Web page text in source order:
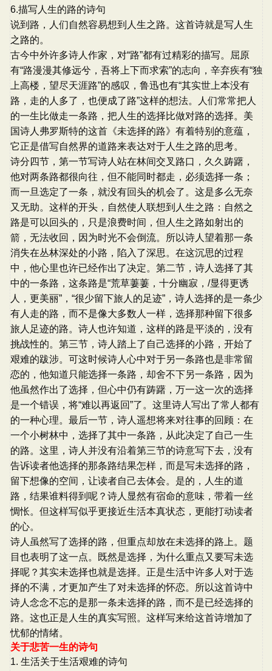
6.描写人生的路的诗句
说到路，人们自然容易想到人生之路。这首诗就是写人生
之路的。
古今中外许多诗人作家，对“路”都有过精彩的描写。屈原
有“路漫漫其修远兮，吾将上下而求索”的志向，辛弃疾有“独
上高楼，望尽天涯路”的感叹，鲁迅也有“其实世上本没有
路，走的人多了，也便成了路”这样的想法。人们常常把人
的一生比做走一条路，把人生的选择比做对路的选择。美
国诗人弗罗斯特的这首《未选择的路》有着特别的意蕴，
它正是借写自然界的道路来表达对于人生之路的思考。
诗分四节，第一节写诗人站在林间交叉路口，久久踌躇，
他对两条路都很向往，但不能同时都走，必须选择一条；
而一旦选定了一条，就没有回头的机会了。这是多么无奈
又无助。这样的开头，自然使人联想到人生之路：自然之
路是可以回头的，只是浪费时间，但人生之路如射出的
箭，无法收回，因为时光不会倒流。所以诗人望着那一条
消失在丛林深处的小路，陷入了深思。在这沉思的过程
中，他心里也许已经作出了决定。第二节，诗人选择了其
中的一条路，这条路是“荒草萋萋，十分幽寂，/显得更诱
人，更美丽”，“很少留下旅人的足迹”，诗人选择的是一条少
有人走的路，而不是像大多数人一样，选择那种留下很多
旅人足迹的路。诗人也许知道，这样的路是平淡的，没有
挑战性的。第三节，诗人踏上了自己选择的小路，开始了
艰难的跋涉。可这时候诗人心中对于另一条路也是非常留
恋的，他知道只能选择一条路，却舍不下另一条路，因为
他虽然作出了选择，但心中仍有踌躇，万一这一次的选择
是一个错误，将“难以再返回”了。这里诗人写出了常人都有
的一种心理。最后一节，诗人遥想将来对往事的回顾：在
一个小树林中，选择了其中一条路，从此决定了自己一生
的路。这里，诗人并没有沿着第三节的诗意写下去，没有
告诉读者他选择的那条路结果怎样，而是写未选择的路，
留下想像的空间，让读者自己去体会。是的，人生的道
路，结果谁料得到呢？诗人显然有宿命的意味，带着一丝
惆怅。但这样写似乎更接近生活本真状态，更能打动读者
的心。
诗人虽然写了选择的路，但重点却放在未选择的路上。题
目也表明了这一点。既然是选择，为什么重点又要写未选
择呢？其实未选择也就是选择。正是生活中许多人对于选
择的不满，才更加产生了对未选择的怀恋。所以这首诗中
诗人念念不忘的是那一条未选择的路，而不是已经选择的
路。这也正是人生的真实写照。这样写来给这首诗增加了
忧郁的情绪。
关于悲苦一生的诗句
1. 生活关于生活艰难的诗句